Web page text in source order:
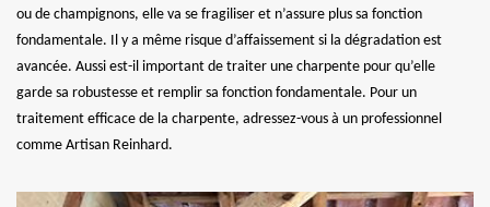
ou de champignons, elle va se fragiliser et n’assure plus sa fonction
fondamentale. Il y a même risque d’affaissement si la dégradation est
avancée. Aussi est-il important de traiter une charpente pour qu’elle
garde sa robustesse et remplir sa fonction fondamentale. Pour un
traitement efficace de la charpente, adressez-vous à un professionnel
comme Artisan Reinhard.